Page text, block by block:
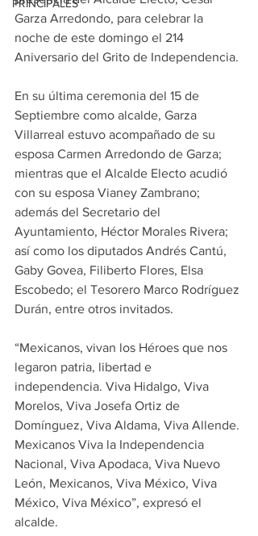
PRINCIPALES
Garza Arredondo, para celebrar la
noche de este domingo el 214
Aniversario del Grito de Independencia.
En su última ceremonia del 15 de
Septiembre como alcalde, Garza
Villarreal estuvo acompañado de su
esposa Carmen Arredondo de Garza;
mientras que el Alcalde Electo acudió
con su esposa Vianey Zambrano;
además del Secretario del
Ayuntamiento, Héctor Morales Rivera;
así como los diputados Andrés Cantú,
Gaby Govea, Filiberto Flores, Elsa
Escobedo; el Tesorero Marco Rodríguez
Durán, entre otros invitados.
“Mexicanos, vivan los Héroes que nos
legaron patria, libertad e
independencia. Viva Hidalgo, Viva
Morelos, Viva Josefa Ortiz de
Domínguez, Viva Aldama, Viva Allende.
Mexicanos Viva la Independencia
Nacional, Viva Apodaca, Viva Nuevo
León, Mexicanos, Viva México, Viva
México, Viva México”, expresó el
alcalde.